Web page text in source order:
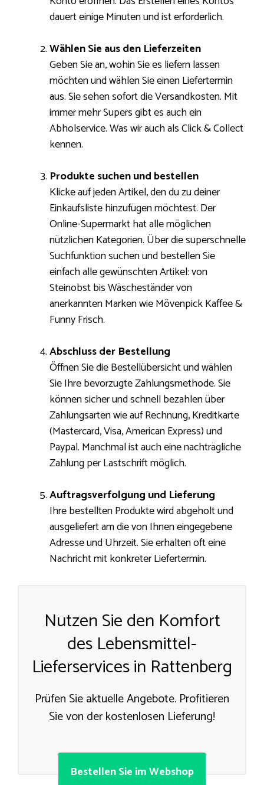
dauert einige Minuten und ist erforderlich.
Wählen Sie aus den Lieferzeiten
Geben Sie an, wohin Sie es liefern lassen
möchten und wählen Sie einen Liefertermin
aus. Sie sehen sofort die Versandkosten. Mit
immer mehr Supers gibt es auch ein
Abholservice. Was wir auch als Click & Collect
kennen.
Produkte suchen und bestellen
Klicke auf jeden Artikel, den du zu deiner
Einkaufsliste hinzufügen möchtest. Der
Online-Supermarkt hat alle möglichen
nützlichen Kategorien. Über die superschnelle
Suchfunktion suchen und bestellen Sie
einfach alle gewünschten Artikel: von
Steinobst bis Wäscheständer von
anerkannten Marken wie Mövenpick Kaffee &
Funny Frisch.
Abschluss der Bestellung
Öffnen Sie die Bestellübersicht und wählen
Sie Ihre bevorzugte Zahlungsmethode. Sie
können sicher und schnell bezahlen über
Zahlungsarten wie auf Rechnung, Kreditkarte
(Mastercard, Visa, American Express) und
Paypal. Manchmal ist auch eine nachträgliche
Zahlung per Lastschrift möglich.
Auftragsverfolgung und Lieferung
Ihre bestellten Produkte wird abgeholt und
ausgeliefert am die von Ihnen eingegebene
Adresse und Uhrzeit. Sie erhalten oft eine
Nachricht mit konkreter Liefertermin.
Nutzen Sie den Komfort
des Lebensmittel-
Lieferservices in Rattenberg
Prüfen Sie aktuelle Angebote. Profitieren
Sie von der kostenlosen Lieferung!
Bestellen Sie im Webshop